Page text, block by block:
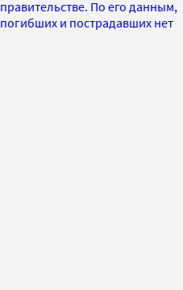
правительстве. По его данным,
погибших и пострадавших нет